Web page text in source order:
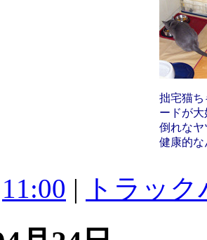
拙宅猫ち
ードが
倒れなヤ
健康的
11:00 | トラッ